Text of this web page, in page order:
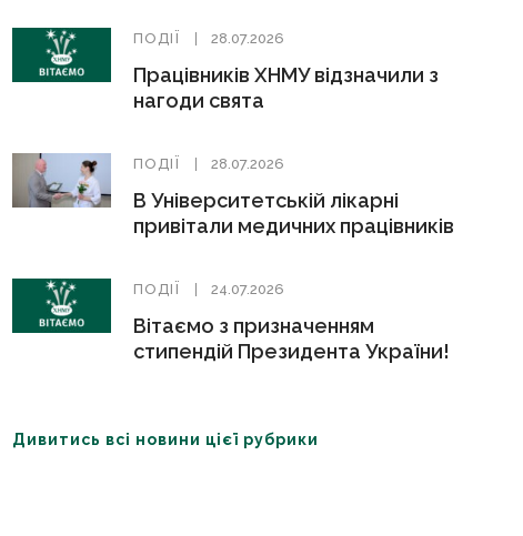
ПОДІЇ 28.07.2026
Працівників ХНМУ відзначили з
нагоди свята
ПОДІЇ 28.07.2026
В Університетській лікарні
привітали медичних працівників
ПОДІЇ 24.07.2026
Вітаємо з призначенням
стипендій Президента України!
Дивитись всі новини цієї рубрики